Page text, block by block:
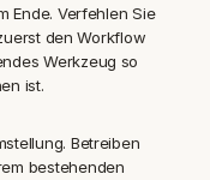
Ende. Verfehlen Sie
den Workflow
Werkzeug so
ist.
Betreiben
bestehenden